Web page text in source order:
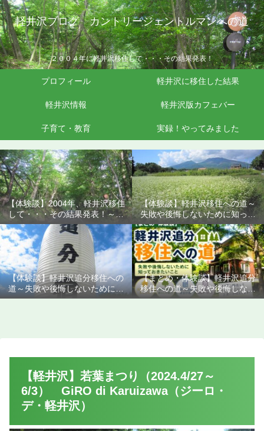
軽井沢ブログ カントリージェントルマンへの道
２００４年に軽井沢移住して・・・その結果発表！
プロフィール 軽井沢に移住した結果
軽井沢情報 軽井沢版カフェバー
子育て・教育 実録！やってみました
【体験談】2004年、軽井沢移住
して・・・その結果発表！～失
敗や後悔しないために知ってお
きたいこと
【体験談】軽井沢移住への道～
失敗や後悔しないために知って
おきたいこと
【体験談】軽井沢追分移住への
道～失敗や後悔しないために知
っておきたいこと
【まとめ・体験談】軽井沢追分
移住への道～失敗や後悔しない
ために知っておきたいこと
【軽井沢】若葉まつり（2024.4/27～
6/3） GiRO di Karuizawa（ジーロ・
デ・軽井沢）